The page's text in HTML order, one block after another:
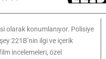
olarak konumlanıyor. Polisiye
221B’nin ilgi ve içerik
incelemeleri, özel